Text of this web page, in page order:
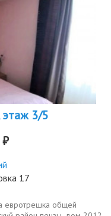
этаж 3/5
17
евротрешка общей